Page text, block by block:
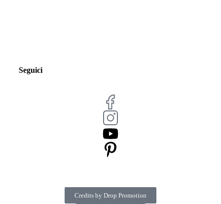
Seguici
Credits by Drop Promotion